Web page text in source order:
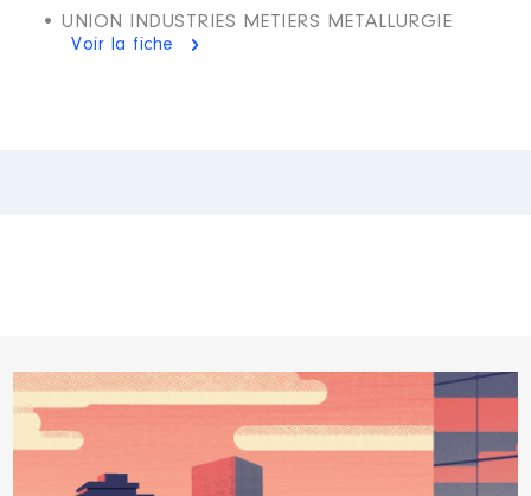
• UNION INDUSTRIES METIERS METALLURGIE
Voir la fiche